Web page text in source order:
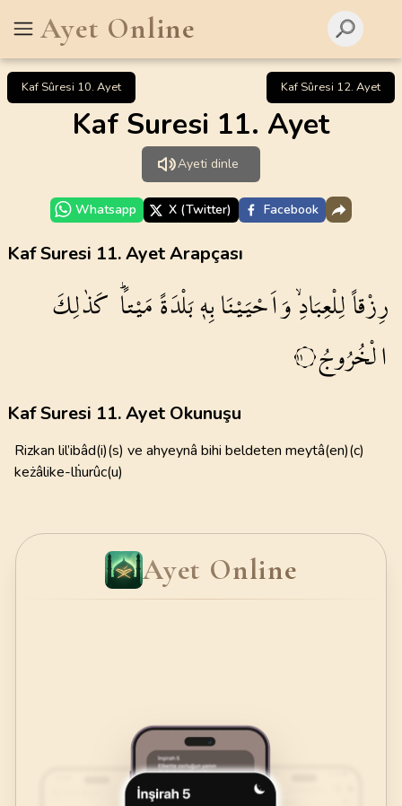
Ayet Online
Kaf Sûresi 10. Ayet Kaf Sûresi 12. Ayet
Kaf Suresi 11. Ayet
Ayeti dinle
Whatsapp X (Twitter) Facebook
Kaf Suresi 11. Ayet Arapçası
رِزْقاًلِلْعِبَادِۙوَاَحْيَيْنَابِه۪بَلْدَةًمَيْتاًۜ كَذٰلِكَ
الْخُرُوجُ ١١
Kaf Suresi 11. Ayet Okunuşu
Rizkan lil’ibâd(i)(s) ve ahyeynâ bihi beldeten meytâ(en)(c)
keżâlike-lḣurûc(u)
Ayet Online